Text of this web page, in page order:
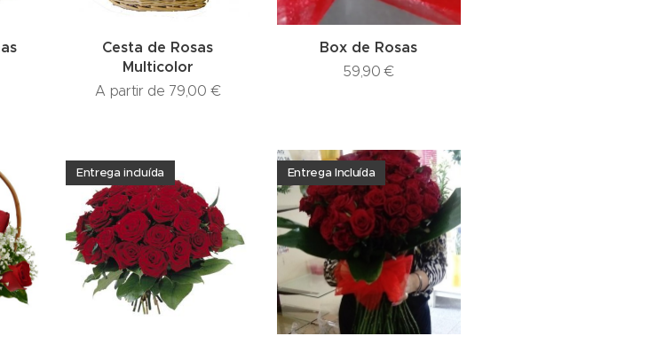
Cesta de Rosas
Multicolor
A partir de 79,00 €
Box de Rosas
59,90 €
Entrega incluída Entrega Incluída